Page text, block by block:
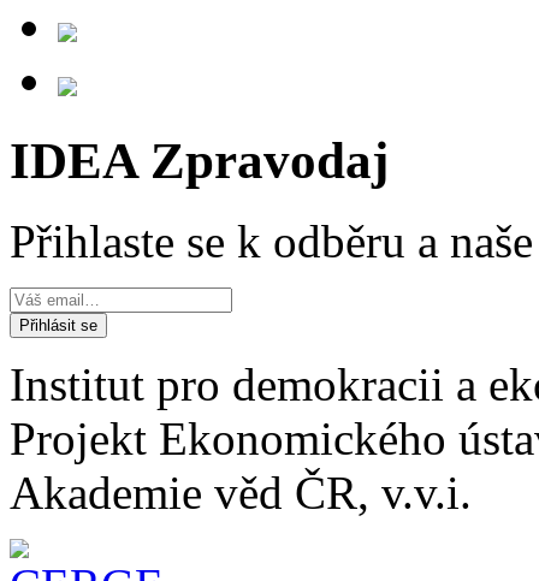
IDEA Zpravodaj
Přihlaste se k odběru a
Institut pro demokracii a
Projekt Ekonomického
Akademie věd ČR, v.v.i.